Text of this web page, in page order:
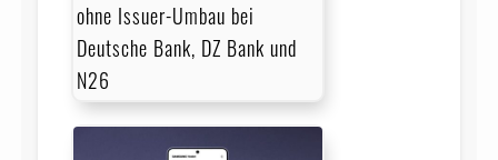
ohne Issuer-Umbau bei
Deutsche Bank, DZ Bank und
N26